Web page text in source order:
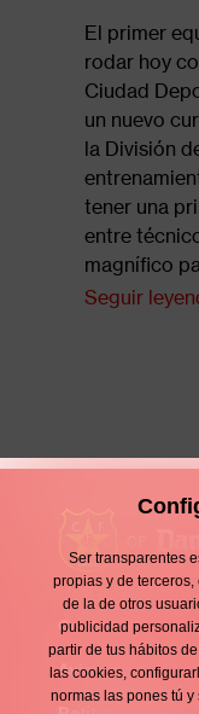
El primer
rodar hoy
Ciudad
un nuevo
la División
tener una
entre
magnífico
Seguir
Enllaços
d'interès
Contacto
Footer
Aviso legal
Ser transparentes
propias y de
de la de otros
publicidad
partir de tus hábitos
las cookies,
normas las pones tú